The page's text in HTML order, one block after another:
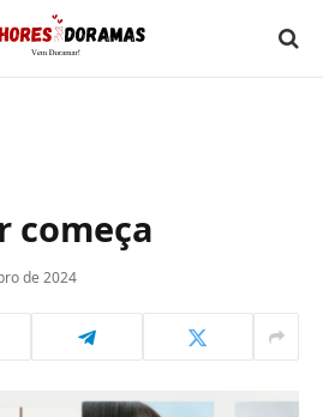
começa
de 2024